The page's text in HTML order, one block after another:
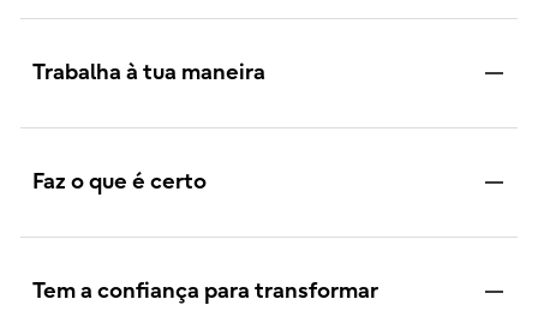
Trabalha à tua maneira
Faz o que é certo
Tem a confiança para transformar